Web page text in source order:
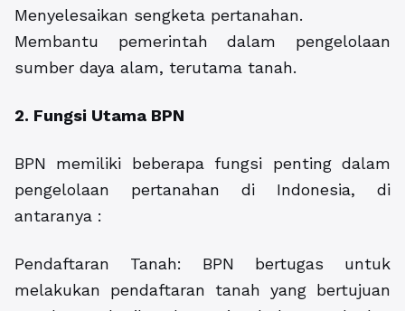
Menyelesaikan sengketa pertanahan.
Membantu pemerintah dalam pengelolaan
sumber daya alam, terutama tanah.
2. Fungsi Utama BPN
BPN memiliki beberapa fungsi penting dalam
pengelolaan pertanahan di Indonesia, di
antaranya :
Pendaftaran Tanah: BPN bertugas untuk
melakukan pendaftaran tanah yang bertujuan